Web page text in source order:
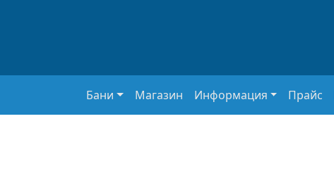
Основная навигация
Бани Магазин Информация Прайс